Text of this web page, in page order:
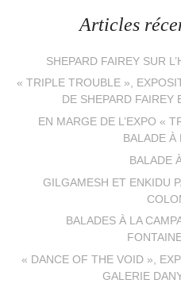
Articles
SHEPARD FAIREY SUR
« TRIPLE TROUBLE »,
DE SHEPARD FAIREY
EN MARGE DE L’EXPO «
BALADE À
BALADE
GILGAMESH ET ENKIDU
BALADES À LA
« DANCE OF THE VOID »,
GALERIE